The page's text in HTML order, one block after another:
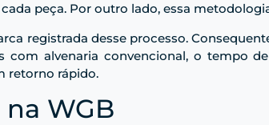
peça. Por outro lado, essa
registrada desse processo.
com alvenaria convencional, o tempo
retorno rápido.
WGB